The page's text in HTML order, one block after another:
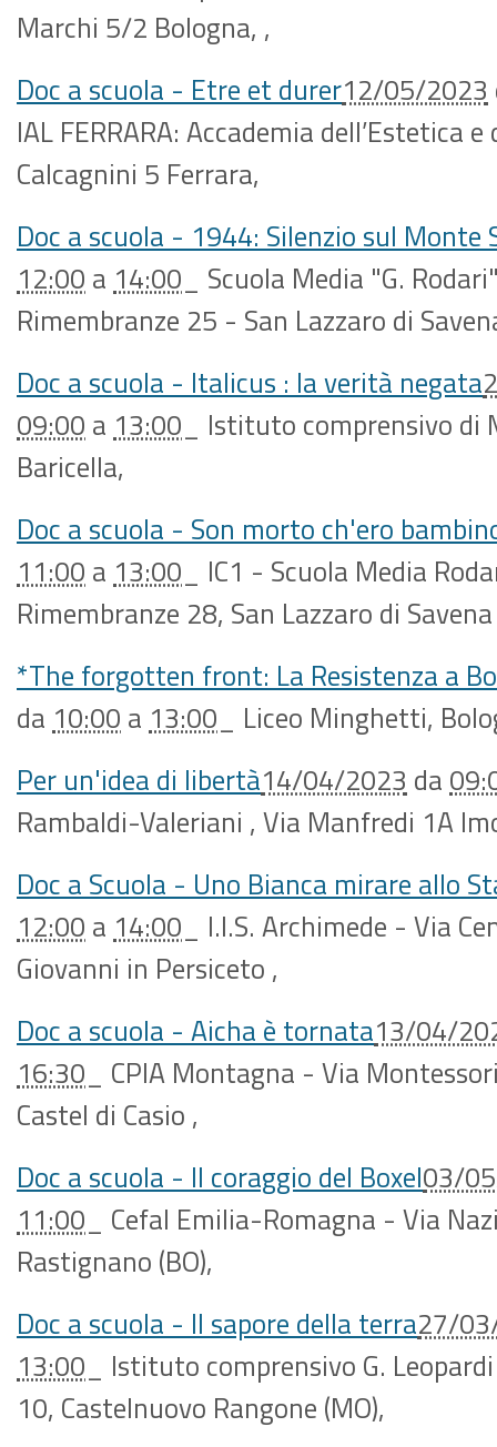
Marchi 5/2 Bologna, ,
Doc a scuola - Etre et durer12/05/2023
IAL FERRARA: Accademia dell’Estetica
Calcagnini 5 Ferrara,
Doc a scuola - 1944: Silenzio sul Monte
12:00 a 14:00
Scuola Media "G.
Rimembranze 25 - San Lazzaro di
Doc a scuola - Italicus : la verità negata
09:00 a 13:00
Istituto comprensivo di
Baricella,
Doc a scuola - Son morto ch'ero
11:00 a 13:00
IC1 - Scuola Media
Rimembranze 28, San Lazzaro di Savena
*The forgotten front: La Resistenza a
da 10:00 a 13:00
Liceo Minghetti,
Per un'idea di libertà14/04/2023 da
Rambaldi-Valeriani , Via Manfredi 1A
Doc a Scuola - Uno Bianca mirare allo
12:00 a 14:00
I.I.S. Archimede - Via
Giovanni in Persiceto ,
Doc a scuola - Aicha è tornata13/04/
16:30
CPIA Montagna - Via
Castel di Casio ,
Doc a scuola - Il coraggio del Boxel03/
11:00
Cefal Emilia-Romagna - Via
Rastignano (BO),
Doc a scuola - Il sapore della terra27/
13:00
Istituto comprensivo G.
10, Castelnuovo Rangone (MO),